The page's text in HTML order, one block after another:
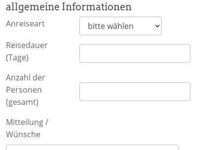
allgemeine Informationen
Anreiseart
Reisedauer
(Tage)
Anzahl der
Personen
(gesamt)
Mitteilung /
Wünsche